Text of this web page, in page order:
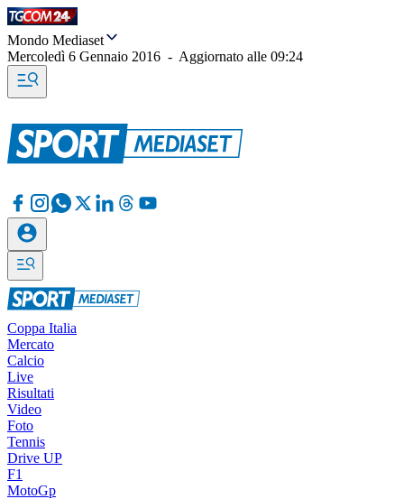
Mondo Mediaset
Mercoledì 6 Gennaio 2016 - Aggiornato alle 09:24
Coppa Italia
Mercato
Calcio
Live
Risultati
Video
Foto
Tennis
Drive UP
F1
MotoGp